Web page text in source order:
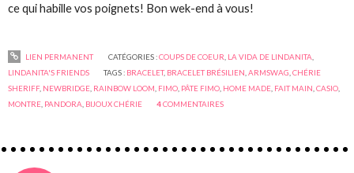
ce qui habille vos poignets! Bon wek-end à vous!
LIEN PERMANENT CATÉGORIES :COUPS DE COEUR, LA VIDA DE LINDANITA,
LINDANITA'S FRIENDS
TAGS : BRACELET, BRACELET BRÉSILIEN,ARMSWAG,CHÉRIE
SHERIFF, NEWBRIDGE, RAINBOW LOOM, FIMO, PÂTE FIMO, HOME MADE, FAIT MAIN,CASIO,
MONTRE, PANDORA, BIJOUX CHÉRIE 4COMMENTAIRES